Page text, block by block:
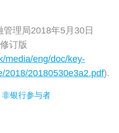
理局2018年5月30日
订版
media/eng/doc/key-
2018/20180530e3a2.pdf).
非银行参与者